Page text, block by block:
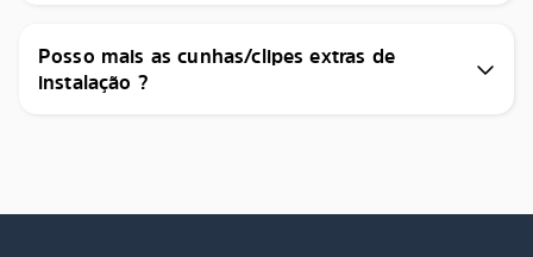
Posso mais as cunhas/clipes extras de
instalação ?